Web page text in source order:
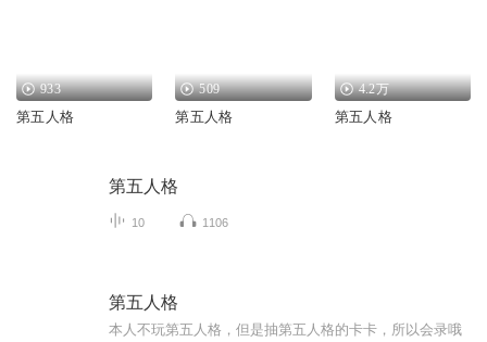
933
第五人格
509
第五人格
4.2万
第五人格
第五人格
10 1106
第五人格
本人不玩第五人格，但是抽第五人格的卡卡，所以会录哦